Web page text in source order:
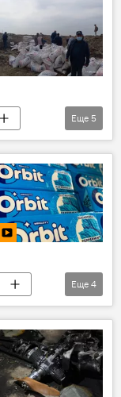
Еще 5
Еще 4